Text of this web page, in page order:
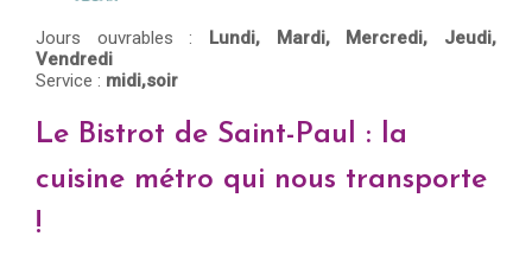
Jours ouvrables : Lundi, Mardi, Mercredi, Jeudi,
Vendredi
Service : midi,soir
Le Bistrot de Saint-Paul : la
cuisine métro qui nous transporte
!